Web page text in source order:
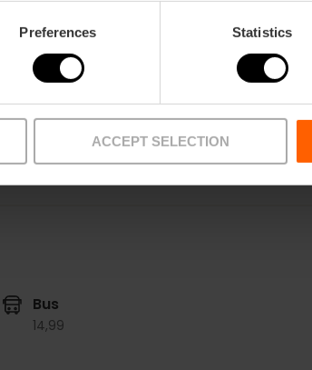
Preferences Statistics
ACCEPT SELECTION
School:24
Banquet:18
Cocktail:40
Bus
14,99